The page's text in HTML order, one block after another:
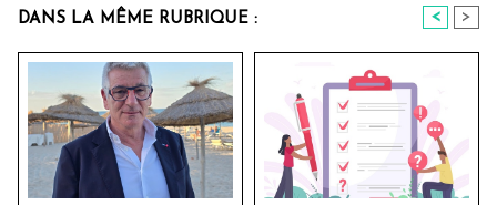
DANS LA MÊME RUBRIQUE : < >